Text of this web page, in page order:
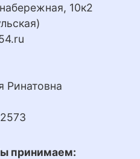
10к2
Ринатовна
принимаем: